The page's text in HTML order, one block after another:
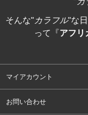
そんな"カラフル"な
って『アフリ
マイアカウント
お問い合わせ